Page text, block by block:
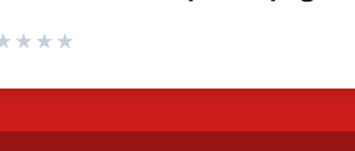
da 1 a 5 stelle la pagina